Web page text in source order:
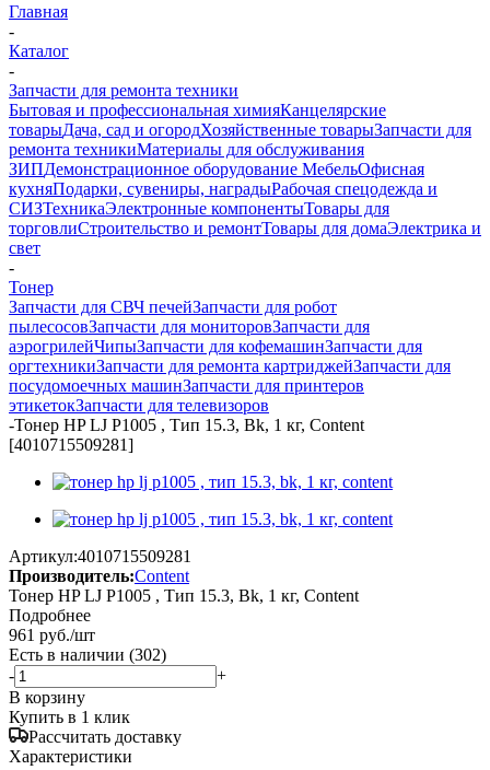
Главная
-
Каталог
-
Запчасти для ремонта техники
Бытовая и профессиональная химияКанцелярские
товарыДача, сад и огородХозяйственные товарыЗапчасти для
ремонта техникиМатериалы для обслуживания
ЗИПДемонстрационное оборудование МебельОфисная
кухняПодарки, сувениры, наградыРабочая спецодежда и
СИЗТехникаЭлектронные компонентыТовары для
торговлиСтроительство и ремонтТовары для домаЭлектрика и
свет
-
Тонер
Запчасти для СВЧ печейЗапчасти для робот
пылесосовЗапчасти для мониторовЗапчасти для
аэрогрилейЧипыЗапчасти для кофемашинЗапчасти для
оргтехникиЗапчасти для ремонта картриджейЗапчасти для
посудомоечных машинЗапчасти для принтеров
этикетокЗапчасти для телевизоров
-Тонер HP LJ P1005 , Тип 15.3, Bk, 1 кг, Content
[4010715509281]
Артикул:4010715509281
Производитель:Content
Тонер HP LJ P1005 , Тип 15.3, Bk, 1 кг, Content
Подробнее
961 руб./шт
Есть в наличии (302)
-
+
В корзину
Купить в 1 клик
Рассчитать доставку
Характеристики